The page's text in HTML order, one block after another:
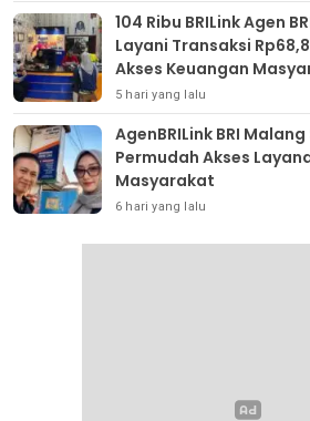
104 Ribu BRILink Agen
Layani Transaksi
Akses Keuangan
5 hari yang lalu
AgenBRILink BRI
Permudah Akses
Masyarakat
6 hari yang lalu